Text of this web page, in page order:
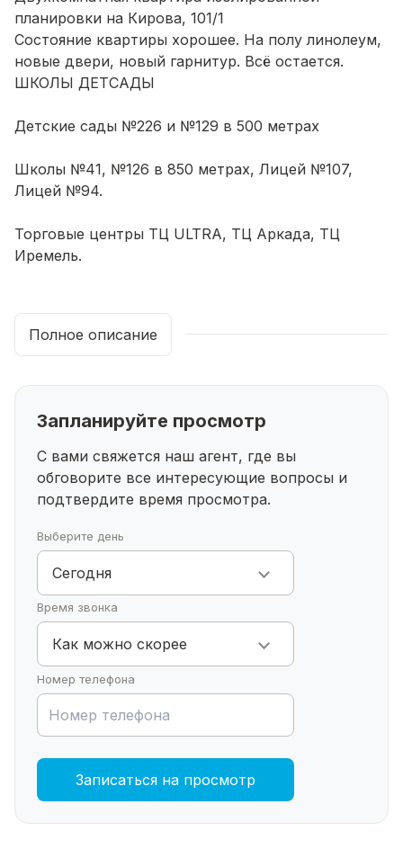
планировки на Кирова, 101/1
Состояние квартиры хорошее. На полу линолеум,
новые двери, новый гарнитур. Всё остается.
ШКОЛЫ ДЕТСАДЫ
Детские сады №226 и №129 в 500 метрах
Школы №41, №126 в 850 метрах, Лицей №107,
Лицей №94.
Торговые центры ТЦ ULTRA, ТЦ Аркада, ТЦ
Иремель.
спорт, Ботанический сад, Парк – лес «Зеленая
Роща», Лимонарий.
Спорт B-Gym: 3 минуты пешком, Good Day: 5
минут на авто.
ипотека
сертификаты
материнский капитал
наличные
1 взрослый собственник, без обременений.
Гарантия юридической чистоты сделки от
компании Юникор недвижимость
Звоните ! Записывайтесь на просмотр прямо
сейчас !
Торг имеется
Полное описание
Запланируйте просмотр
С вами свяжется наш агент, где вы
обговорите все интересующие вопросы и
подтвердите время просмотра.
Выберите день
Сегодня
Время звонка
Как можно скорее
Номер телефона
Записаться на просмотр